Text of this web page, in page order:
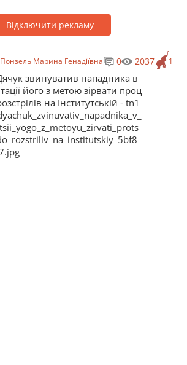
Відключити рекламу
Понзель Марина Генадіївна 1
0 2037